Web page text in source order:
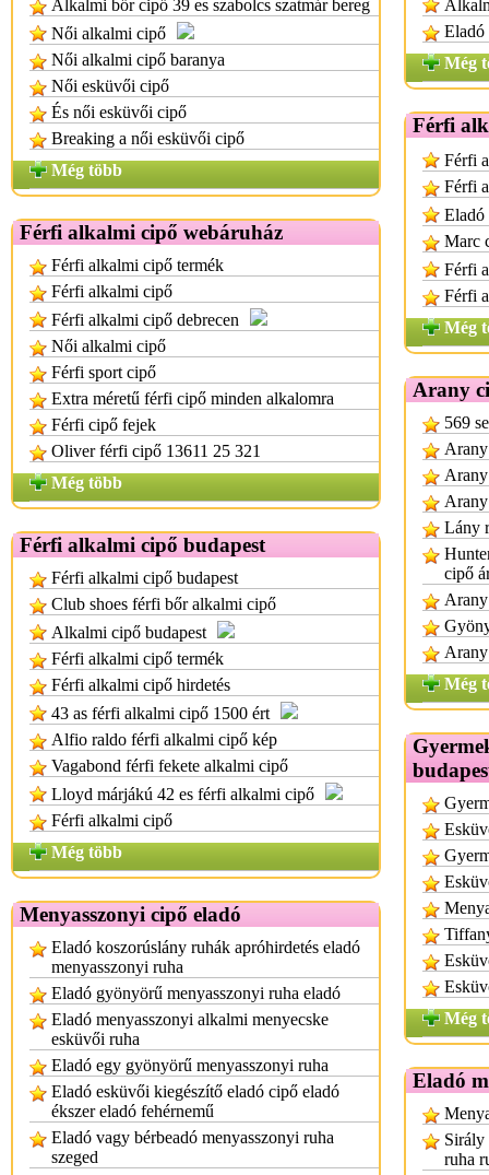
Alkalmi bőr cipő 39 es szabolcs szatmár bereg
Női alkalmi cipő
Női alkalmi cipő baranya
Női esküvői cipő
És női esküvői cipő
Breaking a női esküvői cipő
Még több
Férfi alkalmi cipő webáruház
Férfi alkalmi cipő termék
Férfi alkalmi cipő
Férfi alkalmi cipő debrecen
Női alkalmi cipő
Férfi sport cipő
Extra méretű férfi cipő minden alkalomra
Férfi cipő fejek
Oliver férfi cipő 13611 25 321
Még több
Férfi alkalmi cipő budapest
Férfi alkalmi cipő budapest
Club shoes férfi bőr alkalmi cipő
Alkalmi cipő budapest
Férfi alkalmi cipő termék
Férfi alkalmi cipő hirdetés
43 as férfi alkalmi cipő 1500 ért
Alfio raldo férfi alkalmi cipő kép
Vagabond férfi fekete alkalmi cipő
Lloyd márjákú 42 es férfi alkalmi cipő
Férfi alkalmi cipő
Még több
Menyasszonyi cipő eladó
Eladó koszorúslány ruhák apróhirdetés eladó
menyasszonyi ruha
Eladó gyönyörű menyasszonyi ruha eladó
Eladó menyasszonyi alkalmi menyecske
esküvői ruha
Eladó egy gyönyörű menyasszonyi ruha
Eladó esküvői kiegészítő eladó cipő eladó
ékszer eladó fehérnemű
Eladó vagy bérbeadó menyasszonyi ruha
szeged
Eladó
Még
Férfi
Férfi
Férfi
Marc
Férfi
Férfi
Még
Arany
569
Lány
cipő
Még
Még
Eladó
Sirály
ruha